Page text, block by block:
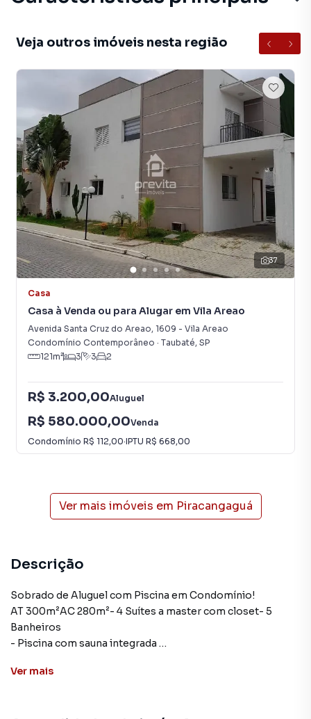
Veja outros imóveis nesta região
37
Casa
Casa à Venda ou para Alugar em Vila Areao
Avenida Santa Cruz do Areao, 1609 - Vila Areao
Condomínio Contemporâneo · Taubaté, SP
121m² 3 3 2
R$ 3.200,00Aluguel
R$ 580.000,00Venda
Condomínio R$ 112,00·IPTU R$ 668,00
Ver mais imóveis em Piracangaguá
Descrição
Sobrado de Aluguel com Piscina em Condomínio!
AT 300m²AC 280m²- 4 Suítes a master com closet- 5
Banheiros
- Piscina com sauna integrada
- ⁠Sala de Estar
Ver mais